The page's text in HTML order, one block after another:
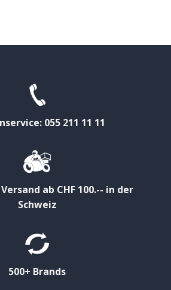
055 211 11 11
ab CHF 100.-- in der
Schweiz
500+ Brands